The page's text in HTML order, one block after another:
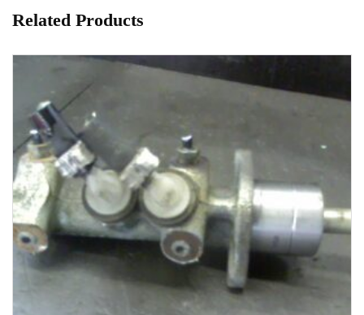
Related Products
1-3 Werktage